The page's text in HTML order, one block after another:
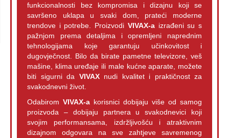
funkcionalnosti bez kompromisa i dizajnu koji se
savršeno uklapa u svaki dom, prateći moderne
trendove i potrebe. Proizvodi VIVAX-aizrađeni su s
pažnjom prema detaljima i opremljeni naprednim
tehnologijama koje garantuju učinkovitost i
dugovječnost. Bilo da birate pametne televizore, veš
mašine, klima uređaje ili male kućne aparate, možete
biti sigurni da VIVAXnudi kvalitet i praktičnost za
svakodnevni život.
Odabirom VIVAX-a korisnici dobijaju više od samog
proizvoda – dobijaju partnera u svakodnevici koji
svojim performansama, izdržljivošću i atraktivnim
dizajnom odgovara na sve zahtjeve savremenog